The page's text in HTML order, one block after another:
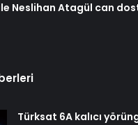
Neslihan Atagül can
Türksat 6A kalıcı